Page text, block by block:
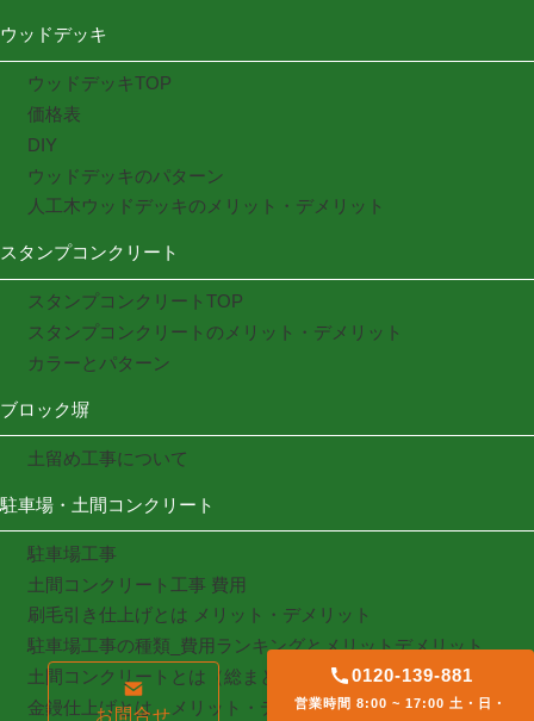
ウッドデッキ
ウッドデッキTOP
価格表
DIY
ウッドデッキのパターン
人工木ウッドデッキのメリット・デメリット
スタンプコンクリート
スタンプコンクリートTOP
スタンプコンクリートのメリット・デメリット
カラーとパターン
ブロック塀
土留め工事について
駐車場・土間コンクリート
駐車場工事
土間コンクリート工事 費用
刷毛引き仕上げとは メリット・デメリット
駐車場工事の種類_費用ランキングとメリットデメリット
土間コンクリートとは（総まとめ）
金鏝仕上げとは メリット・デメリット
お問合せ
0120-139-881
営業時間 8:00 ~ 17:00 土・日・